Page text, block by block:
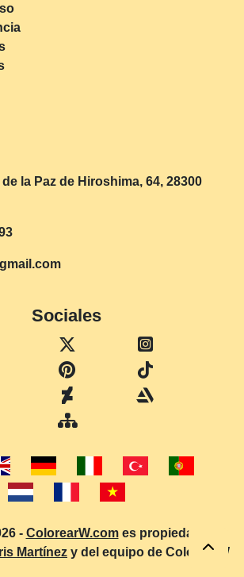
la Paz de Hiroshima, 64, 28300
Sociales
- ColorearW.comes propiedad del
Martínez y del equipo de ColorearW